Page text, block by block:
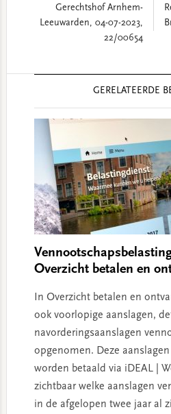
Gerechtshof Arnhem-
Leeuwarden, 04-07-2023,
22/00654
GERELATEERDE
Overzicht betalen en
In Overzicht betalen en
ook voorlopige aanslagen,
navorderingsaanslagen
opgenomen. Deze
worden betaald via iDEAL |
zichtbaar welke aanslagen
in de afgelopen twee jaar al